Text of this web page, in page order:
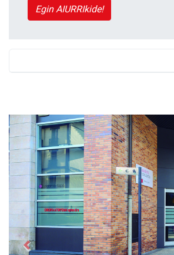
Egin AIURRIkide!
Previous